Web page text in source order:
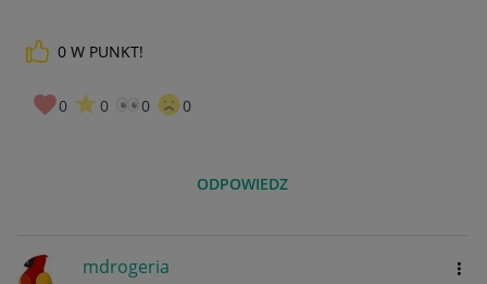
0 W PUNKT!
0 0 0 0
ODPOWIEDZ
mdrogeria